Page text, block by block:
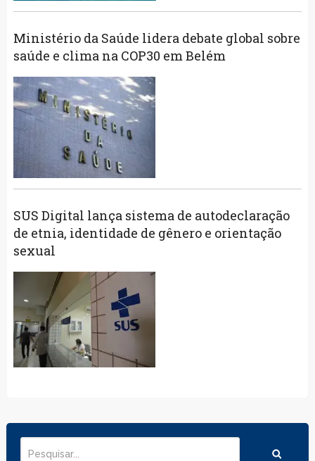
Ministério da Saúde lidera debate global sobre
saúde e clima na COP30 em Belém
SUS Digital lança sistema de autodeclaração
de etnia, identidade de gênero e orientação
sexual